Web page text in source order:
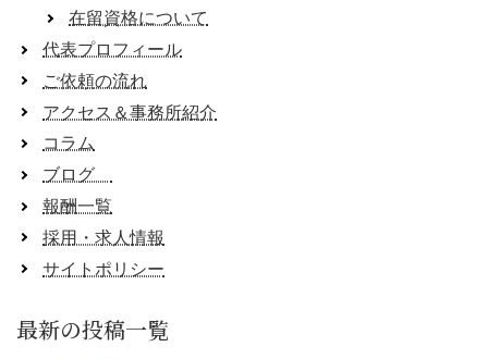
在留資格について
代表プロフィール
ご依頼の流れ
アクセス＆事務所紹介
コラム
ブログ
報酬一覧
採用・求人情報
サイトポリシー
最新の投稿一覧